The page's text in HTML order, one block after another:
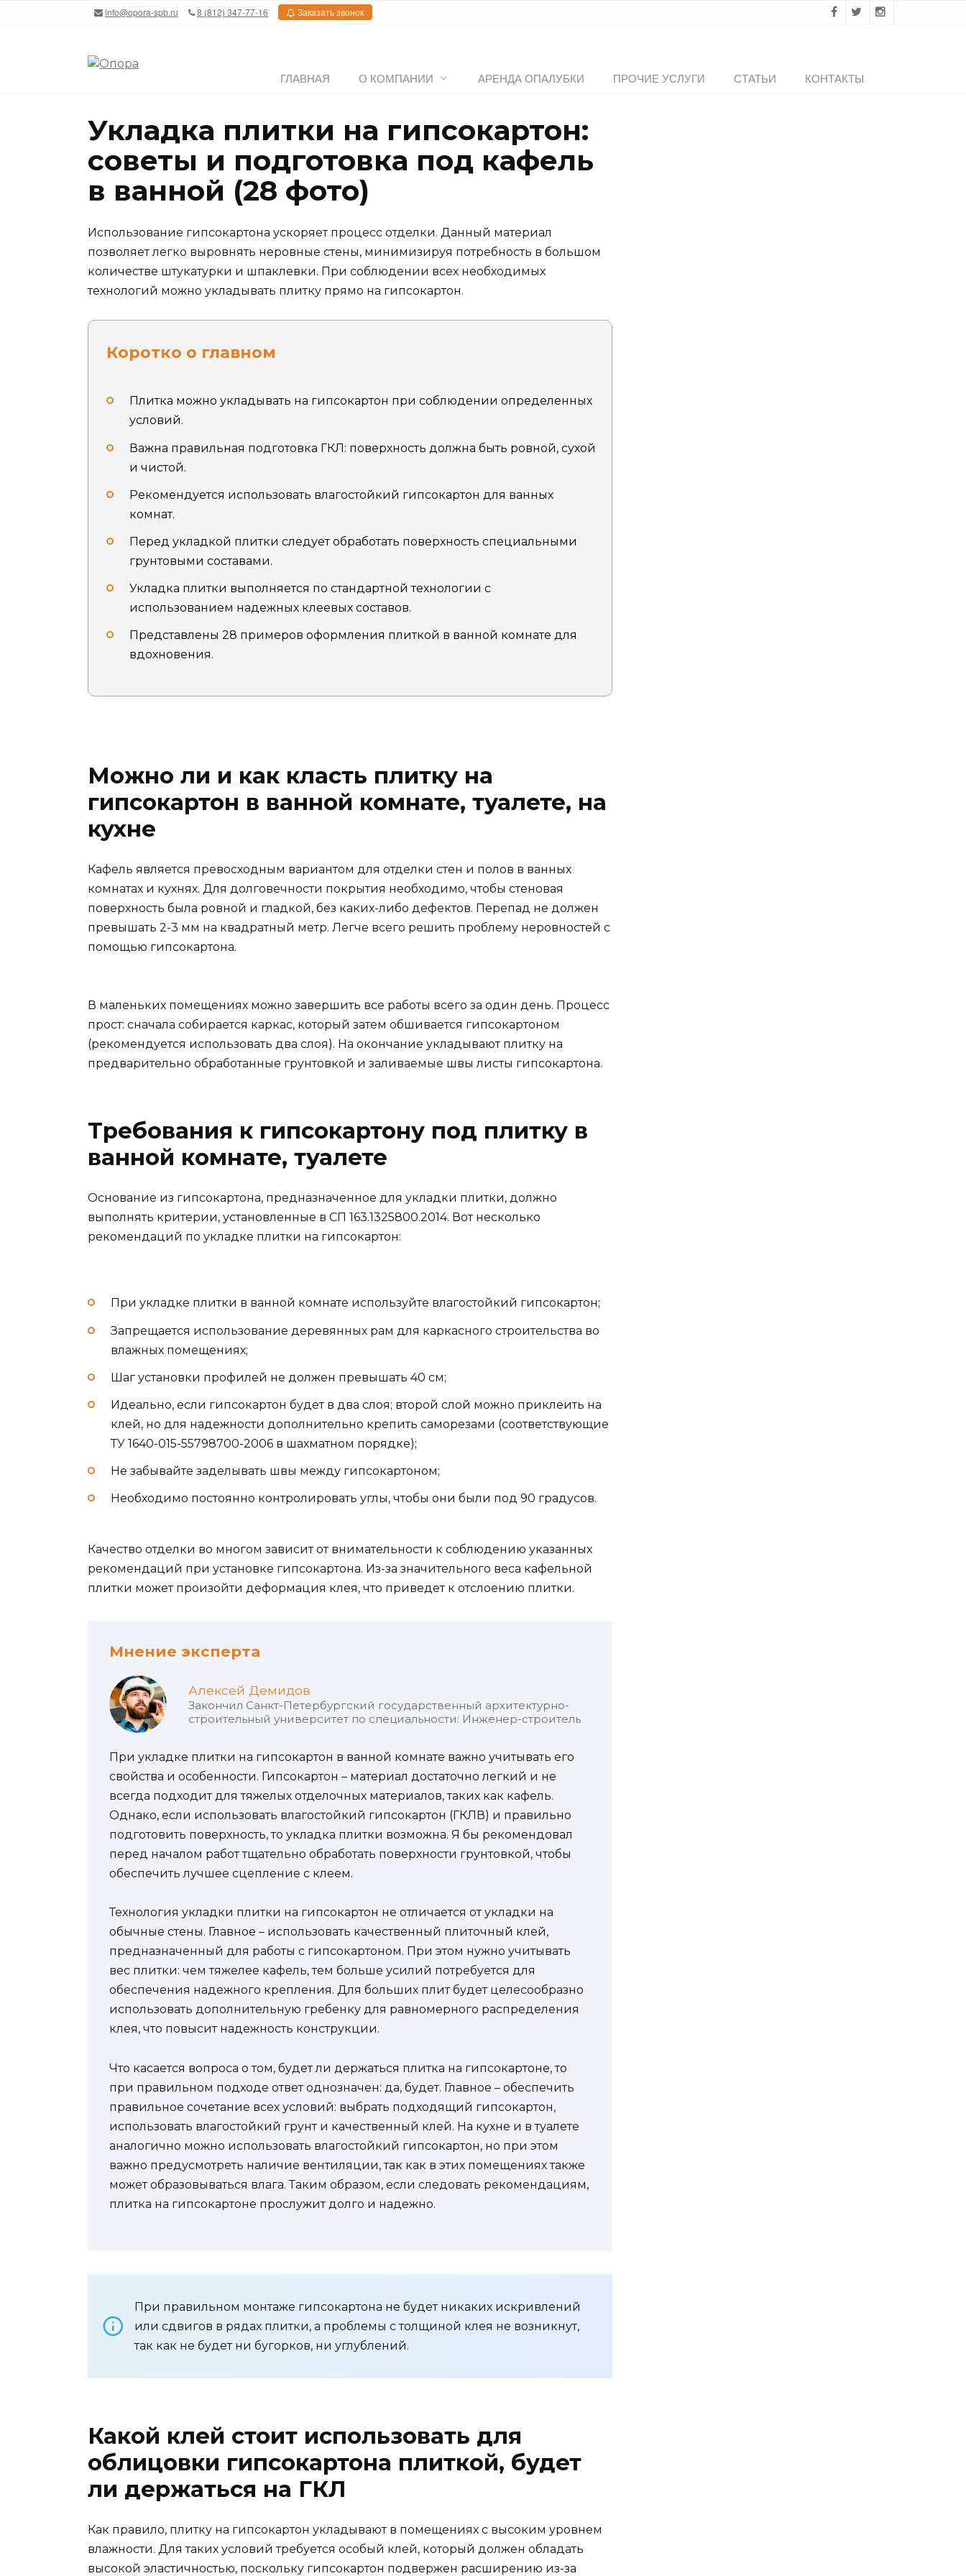
info@opora-spb.ru 8 (812) 347-77-16 Заказать звонок
ГЛАВНАЯ О КОМПАНИИ АРЕНДА ОПАЛУБКИ ПРОЧИЕ УСЛУГИ СТАТЬИ КОНТАКТЫ
Укладка плитки на гипсокартон:
советы и подготовка под кафель
в ванной (28 фото)
Использование гипсокартона ускоряет процесс отделки. Данный материал
позволяет легко выровнять неровные стены, минимизируя потребность в большом
количестве штукатурки и шпаклевки. При соблюдении всех необходимых
технологий можно укладывать плитку прямо на гипсокартон.
Коротко о главном
Плитка можно укладывать на гипсокартон при соблюдении определенных
условий.
Важна правильная подготовка ГКЛ: поверхность должна быть ровной, сухой
и чистой.
Рекомендуется использовать влагостойкий гипсокартон для ванных
комнат.
Перед укладкой плитки следует обработать поверхность специальными
грунтовыми составами.
Укладка плитки выполняется по стандартной технологии с
использованием надежных клеевых составов.
Представлены 28 примеров оформления плиткой в ванной комнате для
вдохновения.
Можно ли и как класть плитку на
гипсокартон в ванной комнате, туалете, на
кухне
Кафель является превосходным вариантом для отделки стен и полов в ванных
комнатах и кухнях. Для долговечности покрытия необходимо, чтобы стеновая
поверхность была ровной и гладкой, без каких-либо дефектов. Перепад не должен
превышать 2-3 мм на квадратный метр. Легче всего решить проблему неровностей с
помощью гипсокартона.
В маленьких помещениях можно завершить все работы всего за один день. Процесс
прост: сначала собирается каркас, который затем обшивается гипсокартоном
(рекомендуется использовать два слоя). На окончание укладывают плитку на
предварительно обработанные грунтовкой и заливаемые швы листы гипсокартона.
Требования к гипсокартону под плитку в
ванной комнате, туалете
Основание из гипсокартона, предназначенное для укладки плитки, должно
выполнять критерии, установленные в СП 163.1325800.2014. Вот несколько
рекомендаций по укладке плитки на гипсокартон:
При укладке плитки в ванной комнате используйте влагостойкий гипсокартон;
Запрещается использование деревянных рам для каркасного строительства во
влажных помещениях;
Шаг установки профилей не должен превышать 40 см;
Идеально, если гипсокартон будет в два слоя; второй слой можно приклеить на
клей, но для надежности дополнительно крепить саморезами (соответствующие
ТУ 1640-015-55798700-2006 в шахматном порядке);
Не забывайте заделывать швы между гипсокартоном;
Необходимо постоянно контролировать углы, чтобы они были под 90 градусов.
Качество отделки во многом зависит от внимательности к соблюдению указанных
рекомендаций при установке гипсокартона. Из-за значительного веса кафельной
плитки может произойти деформация клея, что приведет к отслоению плитки.
Мнение эксперта
Алексей Демидов
Закончил Санкт-Петербургский государственный архитектурно-
строительный университет по специальности: Инженер-строитель
При укладке плитки на гипсокартон в ванной комнате важно учитывать его
свойства и особенности. Гипсокартон – материал достаточно легкий и не
всегда подходит для тяжелых отделочных материалов, таких как кафель.
Однако, если использовать влагостойкий гипсокартон (ГКЛВ) и правильно
подготовить поверхность, то укладка плитки возможна. Я бы рекомендовал
перед началом работ тщательно обработать поверхности грунтовкой, чтобы
обеспечить лучшее сцепление с клеем.
Технология укладки плитки на гипсокартон не отличается от укладки на
обычные стены. Главное – использовать качественный плиточный клей,
предназначенный для работы с гипсокартоном. При этом нужно учитывать
вес плитки: чем тяжелее кафель, тем больше усилий потребуется для
обеспечения надежного крепления. Для больших плит будет целесообразно
использовать дополнительную гребенку для равномерного распределения
клея, что повысит надежность конструкции.
Что касается вопроса о том, будет ли держаться плитка на гипсокартоне, то
при правильном подходе ответ однозначен: да, будет. Главное – обеспечить
правильное сочетание всех условий: выбрать подходящий гипсокартон,
использовать влагостойкий грунт и качественный клей. На кухне и в туалете
аналогично можно использовать влагостойкий гипсокартон, но при этом
важно предусмотреть наличие вентиляции, так как в этих помещениях также
может образовываться влага. Таким образом, если следовать рекомендациям,
плитка на гипсокартоне прослужит долго и надежно.
При правильном монтаже гипсокартона не будет никаких искривлений
или сдвигов в рядах плитки, а проблемы с толщиной клея не возникнут,
так как не будет ни бугорков, ни углублений.
Какой клей стоит использовать для
облицовки гипсокартона плиткой, будет
ли держаться на ГКЛ
Как правило, плитку на гипсокартон укладывают в помещениях с высоким уровнем
влажности. Для таких условий требуется особый клей, который должен обладать
высокой эластичностью, поскольку гипсокартон подвержен расширению из-за